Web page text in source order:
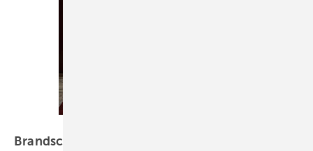
Brandschutztechnische Stolperfallen bei